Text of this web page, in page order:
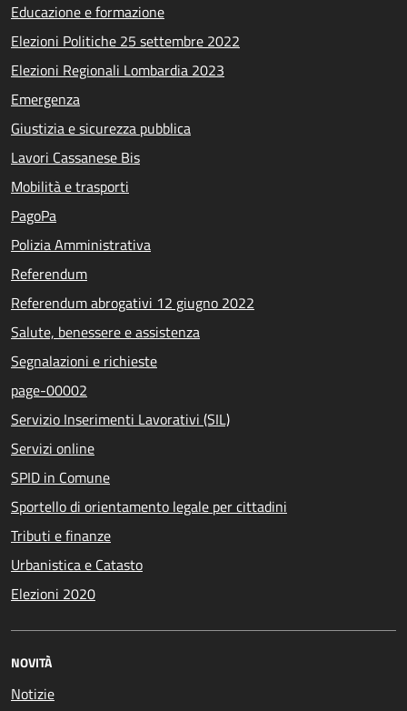
Educazione e formazione
Elezioni Politiche 25 settembre 2022
Elezioni Regionali Lombardia 2023
Emergenza
Giustizia e sicurezza pubblica
Lavori Cassanese Bis
Mobilità e trasporti
PagoPa
Polizia Amministrativa
Referendum
Referendum abrogativi 12 giugno 2022
Salute, benessere e assistenza
Segnalazioni e richieste
page-00002
Servizio Inserimenti Lavorativi (SIL)
Servizi online
SPID in Comune
Sportello di orientamento legale per cittadini
Tributi e finanze
Urbanistica e Catasto
Elezioni 2020
NOVITÀ
Notizie